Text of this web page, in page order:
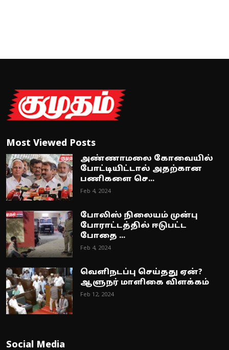
Most Viewed Posts
அண்ணாமலை கோவையில்
போட்டியிட்டால் அதற்கான
பணிகளை செ...
Feb 4, 2024
போலிஸ் நிலையம் முன்பு
போராட்டத்தில் ஈடுபட்ட
போதை ...
Feb 4, 2024
வெளிநடப்பு செய்தது ஏன்?
ஆளுநர் மாளிகை விளக்கம்
Feb 12, 2024
Social Media